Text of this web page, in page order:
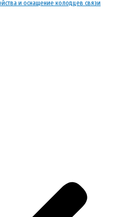
и оснащение колодцев связи